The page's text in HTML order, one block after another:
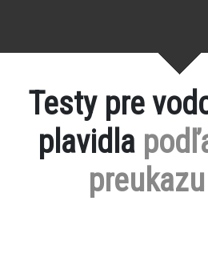
Testy pre
plavidla